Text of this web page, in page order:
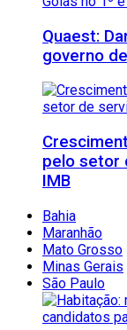
Quaest:
governo
pelo setor
IMB
Bahia
Maranhão
Mato Grosso
Minas Gerais
São Paulo